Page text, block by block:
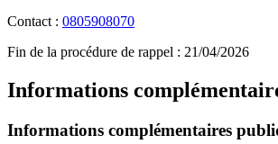
Contact : 0805908070
Fin de la procédure de rappel : 21/04/2026
Informations
Informations complémentaires